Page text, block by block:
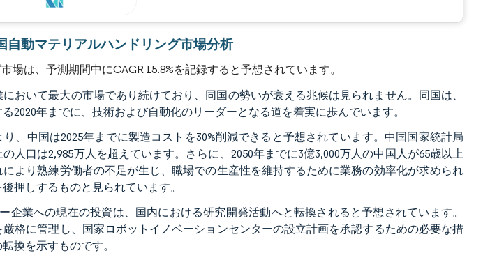
動マテリアルハンドリング市場分析
場は、予測期間中にCAGR 15.8%を記録すると予想されています。
おいて最大の市場であり続けており、同国の勢いが衰える兆候は見られません。同国は、
る2020年までに、技術および自動化のリーダーとなる道を着実に歩んでいます。
、中国は2025年までに製造コストを30%削減できると予想されています。中国国家統計局
人口は2,985万人を超えています。さらに、2050年までに3億3,000万人の中国人が65歳以上
より熟練労働者の不足が生じ、職場での生産性を維持するために業務の効率化が求められ
押しするものと見られています。
企業への現在の投資は、国内における研究開発活動へと転換されると予想されています。
格に管理し、国家ロボットイノベーションセンターの設立計画を承認するための必要な措
換を示すものです。